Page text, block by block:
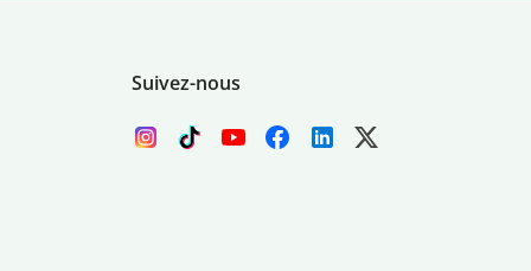
Suivez-nous